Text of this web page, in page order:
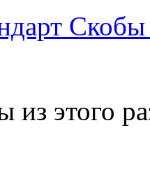
из этого